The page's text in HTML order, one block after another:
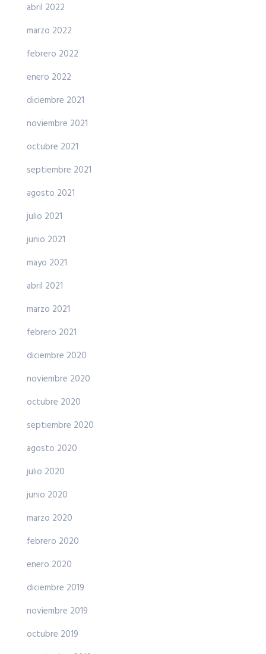
abril 2022
marzo 2022
febrero 2022
enero 2022
diciembre 2021
noviembre 2021
octubre 2021
septiembre 2021
agosto 2021
julio 2021
junio 2021
mayo 2021
abril 2021
marzo 2021
febrero 2021
diciembre 2020
noviembre 2020
octubre 2020
septiembre 2020
agosto 2020
julio 2020
junio 2020
marzo 2020
febrero 2020
enero 2020
diciembre 2019
noviembre 2019
octubre 2019